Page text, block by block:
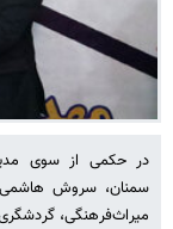
در حکمی از سوی
سمنان، سروش هاشمی
میراث‌فرهنگی،